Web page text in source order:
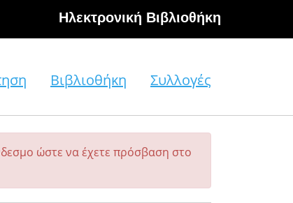
Hλεκτρονική Βιβλιοθήκη
Βιβλιοθήκη Συλλογές
ώστε να έχετε πρόσβαση στο